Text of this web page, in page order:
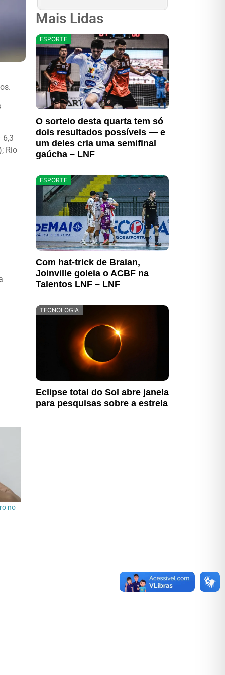
6,3
Rio
no
Mais Lidas
ESPORTE
O sorteio desta quarta tem só
dois resultados possíveis — e
um deles cria uma semifinal
gaúcha – LNF
ESPORTE
Com hat-trick de Braian,
Joinville goleia o ACBF na
Talentos LNF – LNF
TECNOLOGIA
Eclipse total do Sol abre janela
para pesquisas sobre a estrela